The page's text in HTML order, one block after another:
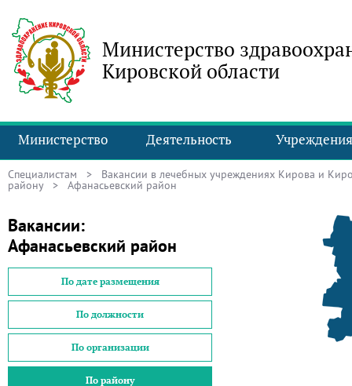
Министерство
Кировской области
Министерство Деятельность Учреждения
Специалистам > Вакансии в лечебных учреждениях Кирова и
району > Афанасьевский район
Вакансии:
Афанасьевский район
По дате размещения
По должности
По организации
По району